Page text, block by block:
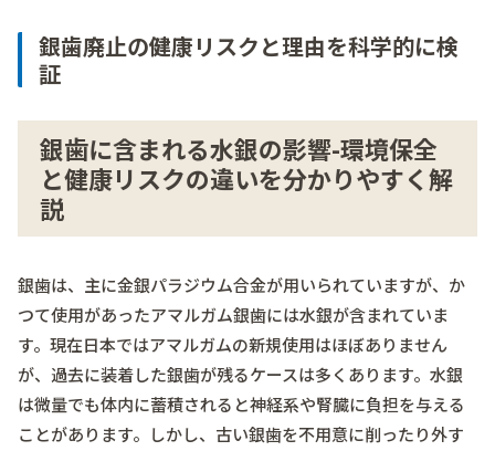
銀歯廃止の健康リスクと理由を科学的に検
証
銀歯に含まれる水銀の影響-環境保全
と健康リスクの違いを分かりやすく解
説
銀歯は、主に金銀パラジウム合金が用いられていますが、か
つて使用があったアマルガム銀歯には水銀が含まれていま
す。現在日本ではアマルガムの新規使用はほぼありません
が、過去に装着した銀歯が残るケースは多くあります。水銀
は微量でも体内に蓄積されると神経系や腎臓に負担を与える
ことがあります。しかし、古い銀歯を不用意に削ったり外す